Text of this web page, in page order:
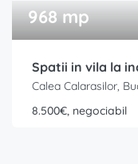
968 mp
Spatii in vila la
Calea Calarasilor,
8.500€, negociabil